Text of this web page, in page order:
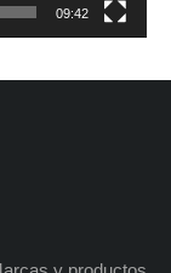
09:42